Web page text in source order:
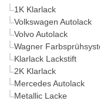
1K Klarlack
Volkswagen Autolack
Volvo Autolack
Wagner
Klarlack Lackstift
2K Klarlack
Mercedes Autolack
Metallic Lacke